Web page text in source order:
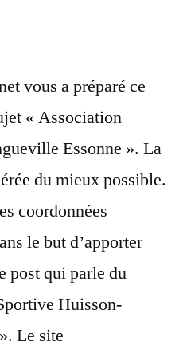
vous a préparé ce
« Association
Essonne ». La
du mieux possible.
coordonnées
le but d’apporter
post qui parle du
Huisson-
Le site